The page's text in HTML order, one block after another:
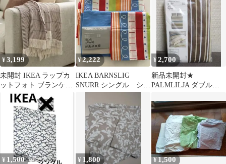
¥3,199
未開封 IKEA ラップカ
ットフォト ブランケッ
ト ブラウン/ブラック
¥2,222
IKEA BARNSLIG
SNURR シングル シー
¥2,700
新品未開封★
PALMLILJA ダブル★
バー
¥ 1,500 ¥ 1,800 ¥1,500